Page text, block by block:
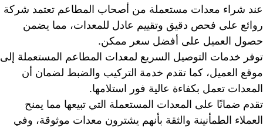
عند شراء معدات مستعملة من أصحاب المطاعم تعتمد شركة
روائع على فحص دقيق وتقييم عادل للمعدات، مما يضمن
حصول العميل على أفضل سعر ممكن.
توفر خدمات التوصيل السريع لمعدات المطاعم المستعملة إلى
موقع العميل، كما تقدم خدمة التركيب والضبط لضمان أن
المعدات تعمل بكفاءة عالية فور استلامها.
تقدم ضمانًا على المعدات المستعملة التي تبيعها مما يمنح
العملاء الطمأنينة والثقة بأنهم يشترون معدات موثوقة، وفي